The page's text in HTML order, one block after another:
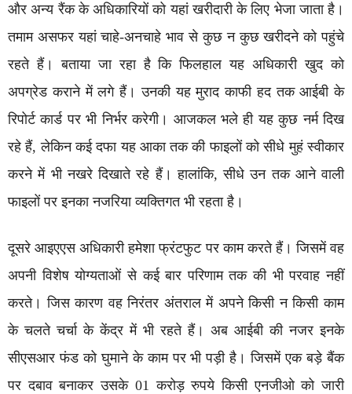
और अन्य रैंक के अधिकारियों को यहां खरीदारी के लिए भेजा जाता है।
तमाम असफर यहां चाहे-अनचाहे भाव से कुछ न कुछ खरीदने को पहुंचे
रहते हैं। बताया जा रहा है कि फिलहाल यह अधिकारी खुद को
अपग्रेड कराने में लगे हैं। उनकी यह मुराद काफी हद तक आईबी के
रिपोर्ट कार्ड पर भी निर्भर करेगी। आजकल भले ही यह कुछ नर्म दिख
रहे हैं, लेकिन कई दफा यह आका तक की फाइलों को सीधे मुहं स्वीकार
करने में भी नखरे दिखाते रहे हैं। हालांकि, सीधे उन तक आने वाली
फाइलों पर इनका नजरिया व्यक्तिगत भी रहता है।
दूसरे आइएएस अधिकारी हमेशा फ्रंटफुट पर काम करते हैं। जिसमें वह
अपनी विशेष योग्यताओं से कई बार परिणाम तक की भी परवाह नहीं
करते। जिस कारण वह निरंतर अंतराल में अपने किसी न किसी काम
के चलते चर्चा के केंद्र में भी रहते हैं। अब आईबी की नजर इनके
सीएसआर फंड को घुमाने के काम पर भी पड़ी है। जिसमें एक बड़े बैंक
पर दबाव बनाकर उसके 01 करोड़ रुपये किसी एनजीओ को जारी